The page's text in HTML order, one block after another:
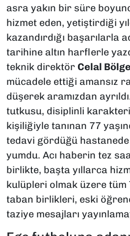
asra yakın bir süre
hizmet eden, yetiştirdiği
kazandırdığı başarılarla
tarihine altın harflerle
teknik direktör Celal
mücadele ettiği amansız
düşerek aramızdan
tutkusu, disiplinli
kişiliğiyle tanınan 77
tedavi gördüğü
yumdu. Acı haberin tez
birlikte, başta yıllarca
kulüpleri olmak üzere
taban birlikleri, eski
taziye mesajları